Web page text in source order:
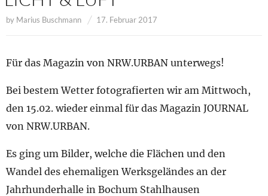
by Marius Buschmann 17. Februar 2017
Für das Magazin von NRW.URBAN unterwegs!
Bei bestem Wetter fotografierten wir am Mittwoch,
den 15.02. wieder einmal für das Magazin JOURNAL
von NRW.URBAN.
Es ging um Bilder, welche die Flächen und den
Wandel des ehemaligen Werksgeländes an der
Jahrhunderhalle in Bochum Stahlhausen